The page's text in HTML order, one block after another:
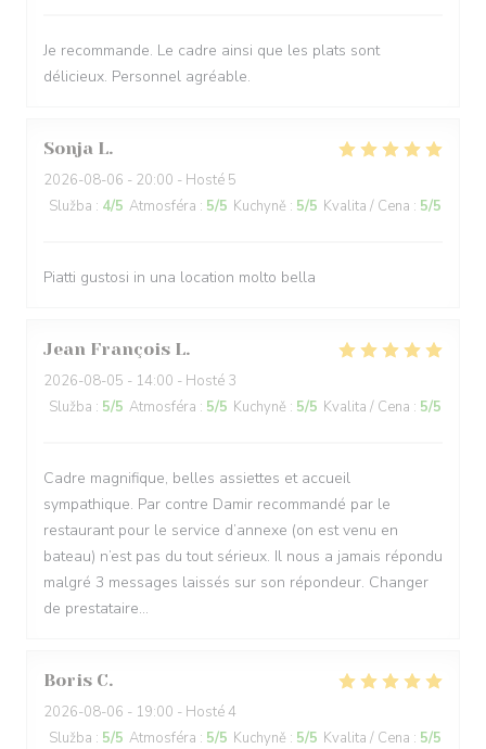
Je recommande. Le cadre ainsi que les plats sont
délicieux. Personnel agréable.
Sonja L
2026-08-06 - 20:00 - Hosté 5
Služba : 4/5 Atmosféra : 5/5 Kuchyně : 5/5 Kvalita / Cena : 5/5
Piatti gustosi in una location molto bella
Jean François L
2026-08-05 - 14:00 - Hosté 3
Služba : 5/5 Atmosféra : 5/5 Kuchyně : 5/5 Kvalita / Cena : 5/5
Cadre magnifique, belles assiettes et accueil
sympathique. Par contre Damir recommandé par le
restaurant pour le service d’annexe (on est venu en
bateau) n’est pas du tout sérieux. Il nous a jamais répondu
malgré 3 messages laissés sur son répondeur. Changer
de prestataire…
Boris C
2026-08-06 - 19:00 - Hosté 4
Služba : 5/5 Atmosféra : 5/5 Kuchyně : 5/5 Kvalita / Cena : 5/5